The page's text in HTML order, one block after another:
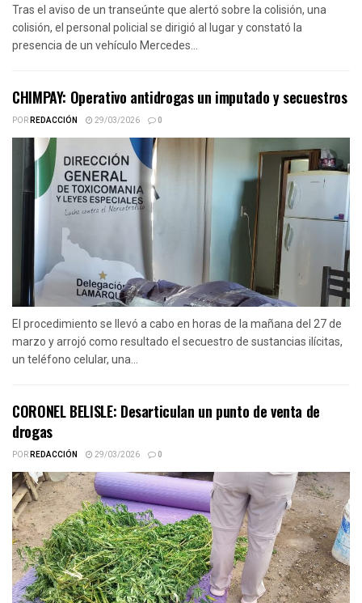
Tras el aviso de un transeúnte que alertó sobre la colisión, una
colisión, el personal policial se dirigió al lugar y constató la
presencia de un vehículo Mercedes...
CHIMPAY: Operativo antidrogas un imputado y secuestros
PORREDACCIÓN 29/03/2026 0
El procedimiento se llevó a cabo en horas de la mañana del 27 de
marzo y arrojó como resultado el secuestro de sustancias ilícitas,
un teléfono celular, una...
CORONEL BELISLE: Desarticulan un punto de venta de
drogas
PORREDACCIÓN 29/03/2026 0